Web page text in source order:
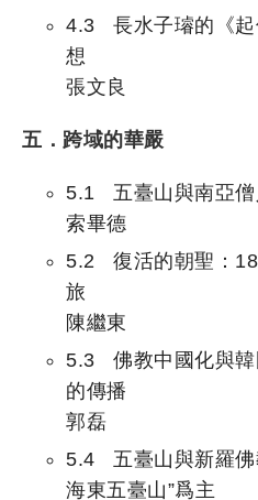
4.3 長水子璿的《起
想
張文良
五．跨域的華嚴
5.1 五臺山與南亞僧
索畢德
5.2 復活的朝聖：
旅
陳繼東
5.3 佛教中國化與韓
的傳播
郭磊
5.4 五臺山與新羅佛
海東五臺山”爲主